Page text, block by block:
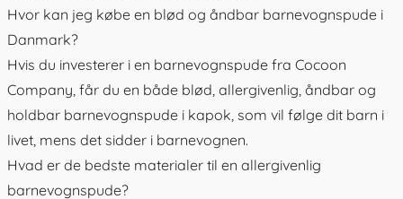
Hvor kan jeg købe en blød og åndbar barnevognspude i
Danmark?
Hvis du investerer i en barnevognspude fra Cocoon
Company, får du en både blød, allergivenlig, åndbar og
holdbar barnevognspude i kapok, som vil følge dit barn i
livet, mens det sidder i barnevognen.
Hvad er de bedste materialer til en allergivenlig
barnevognspude?